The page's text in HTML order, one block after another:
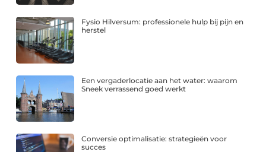
Fysio Hilversum: professionele hulp bij pijn en
herstel
Een vergaderlocatie aan het water: waarom
Sneek verrassend goed werkt
Conversie optimalisatie: strategieën voor
succes